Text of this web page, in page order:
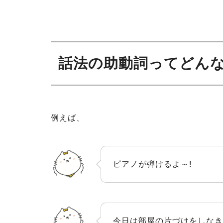
話法の助動詞ってどん
例えば、
ピアノが弾けるよ～!
今日は部屋の片づけをしな